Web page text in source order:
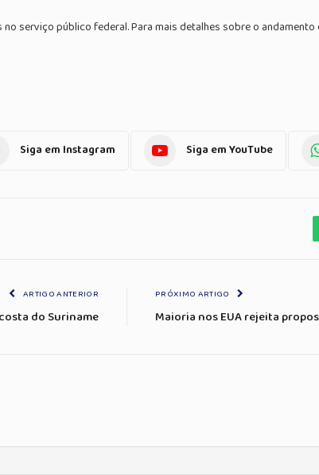
serviço público federal. Para mais detalhes sobre o
Siga em Instagram Siga em YouTube
ARTIGO ANTERIOR
do Suriname
PRÓXIMO ARTIGO
Maioria nos EUA rejeita